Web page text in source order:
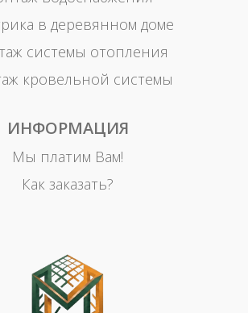
в деревянном доме
системы отопления
кровельной системы
ИНФОРМАЦИЯ
Мы платим Вам!
Как заказать?